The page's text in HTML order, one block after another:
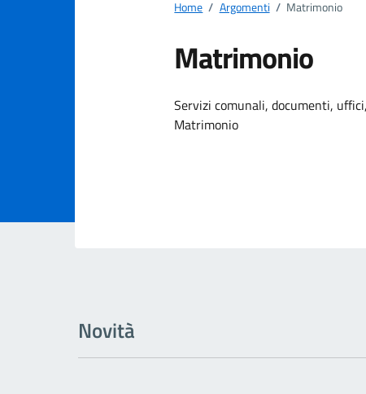
Home / Argomenti / Matrimonio
Matrimonio
Dettagli
Servizi comunali, documenti,
Matrimonio
Novità